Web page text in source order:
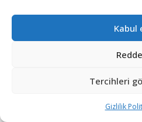
Kabul
Tercihleri
Gizlilik
Cumhurbaşkanı Erdoğan, ikili
25 milyar dolara ulaşmasını
milyar dolar hedefimize
artan karşılıklı yatırımların